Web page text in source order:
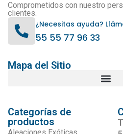
Comprometidos con nuestro
clientes.
¿Necesitas ayuda?
55 55 77 96 33
Mapa del Sitio
Categorías de
productos